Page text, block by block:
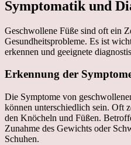
Symptomatik und
Geschwollene Füße sind oft ein
Gesundheitsprobleme. Es ist
erkennen und geeignete
Erkennung der
Die Symptome von
können unterschiedlich sein. Oft
den Knöcheln und Füßen.
Zunahme des Gewichts oder
Schuhen.